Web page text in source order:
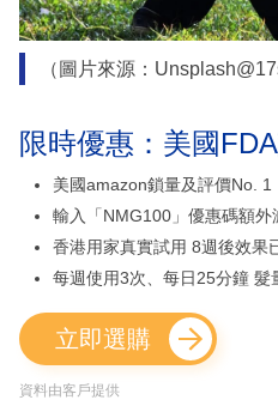
（圖片來源：
限時優惠：美國
美國amazon鎖量及評價No. 1
輸入「NMG100」優惠碼額外
香港用家真實試用 8週後效果
每週使用3次、每日25分鐘 髮
立即選購
資料由客戶提供